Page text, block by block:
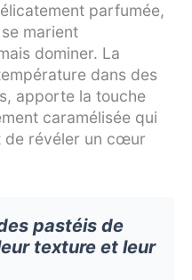
parfumée,
marient
dominer. La
dans des
apporte la touche
caramélisée qui
de révéler un cœur
pastéis de
texture et leur